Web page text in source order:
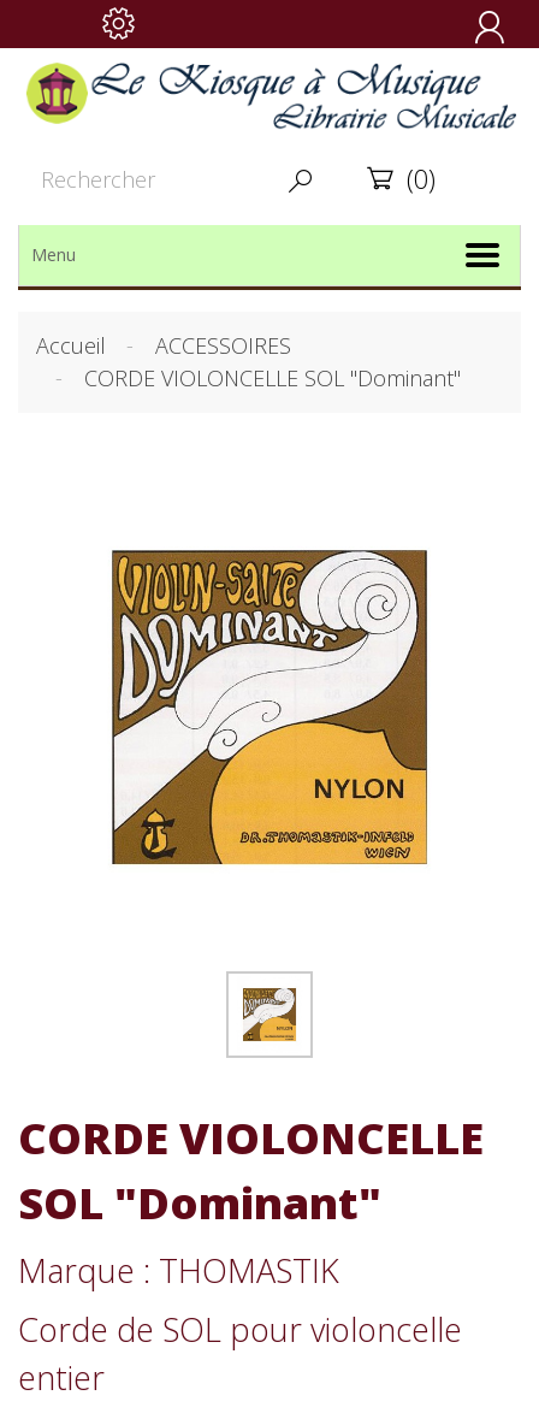

  (0)
Menu
Accueil
ACCESSOIRES
CORDE VIOLONCELLE SOL "Dominant"
CORDE VIOLONCELLE
SOL "Dominant"
Marque : THOMASTIK
Corde de SOL pour violoncelle
entier